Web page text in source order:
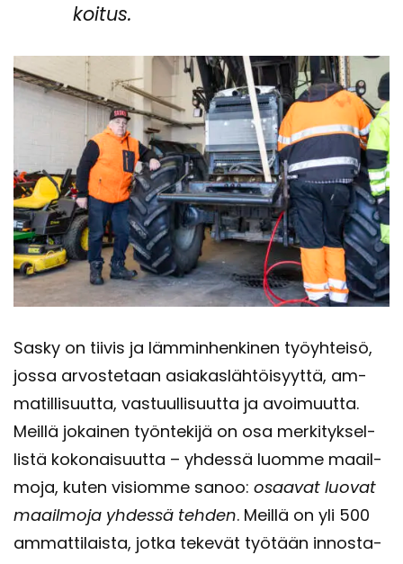
koi­tus.
Sasky on tii­vis ja läm­min­hen­ki­nen työyh­tei­sö,
jossa ar­vos­te­taan asia­kas­läh­töi­syyt­tä, am­
ma­til­li­suut­ta, vas­tuul­li­suut­ta ja avoi­muut­ta.
Meil­lä jo­kai­nen työn­te­ki­jä on osa mer­ki­tyk­sel­
lis­tä ko­ko­nai­suut­ta – yh­des­sä luom­me maa­il­
mo­ja, kuten vi­siom­me sanoo: osaa­vat luo­vat
maa­il­mo­ja yh­des­sä teh­den. Meil­lä on yli 500
am­mat­ti­lais­ta, jotka te­ke­vät työ­tään in­nos­ta­